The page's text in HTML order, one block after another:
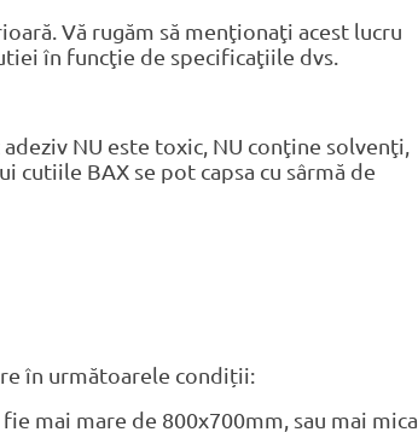
Vă rugăm să menţionaţi acest lucru
în funcţie de specificaţiile dvs.
adeziv NU este toxic, NU conţine solvenţi,
cutiile BAX se pot capsa cu sârmă de
în următoarele condiții:
mai mare de 800x700mm, sau mai mica